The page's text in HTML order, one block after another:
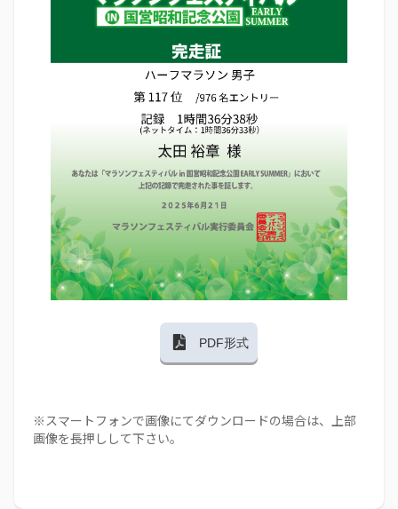
PDF形式
※スマートフォンで画像にてダウンロードの場合は、上部
画像を長押しして下さい。